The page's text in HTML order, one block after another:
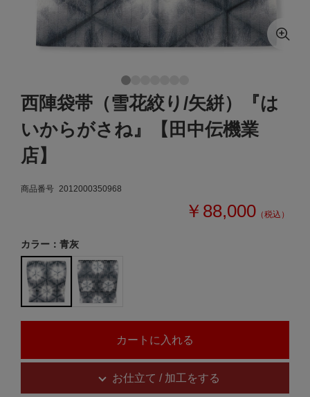
西陣袋帯（雪花絞り/矢絣）『は
いからがさね』【田中伝機業
店】
商品番号 2012000350968
￥88,000 （税込）
カラー：青灰
お仕立て / 加工をする